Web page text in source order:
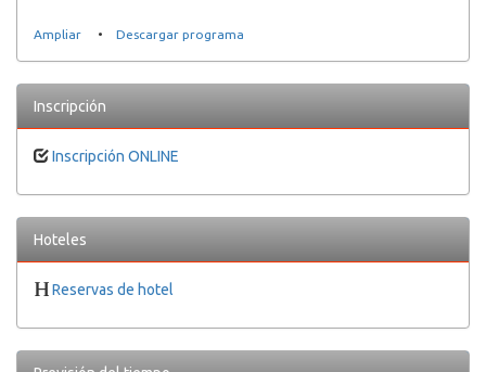
Ampliar • Descargar programa
Inscripción
Inscripción ONLINE
Hoteles
Reservas de hotel